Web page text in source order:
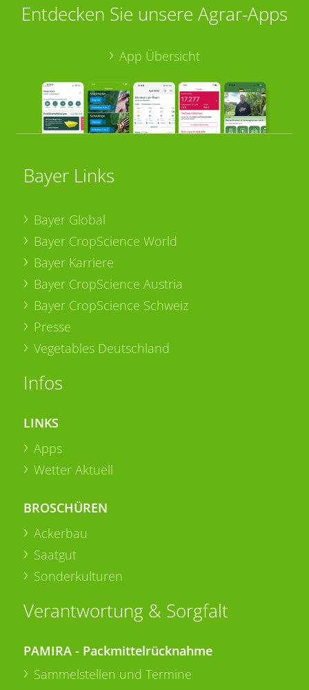
Entdecken Sie unsere Agrar-Apps
App Übersicht
Bayer Links
Bayer Global
Bayer CropScience World
Bayer Karriere
Bayer CropScience Austria
Bayer CropScience Schweiz
Presse
Vegetables Deutschland
Infos
LINKS
Apps
Wetter Aktuell
BROSCHÜREN
Ackerbau
Saatgut
Sonderkulturen
Verantwortung & Sorgfalt
PAMIRA - Packmittelrücknahme
Sammelstellen und Termine